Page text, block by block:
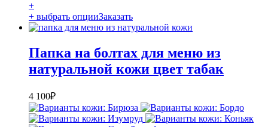
+
+ выбрать опцииЗаказать
Папка на болтах для меню из
натуральной кожи цвет табак
4 100₽